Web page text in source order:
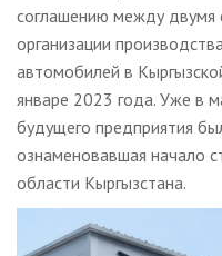
соглашению между двумя
организации
автомобилей в
январе 2023 года. Уже в
будущего предприятия
ознаменовавшая начало
области Кыргызстана.